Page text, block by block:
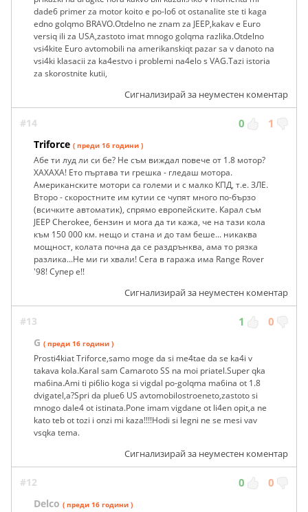
dade6 primer za motor koito e po-lo6 ot ostanalite ste ti kaga
edno golqmo BRAVO.Otdelno ne znam za JEEP,kakav e Euro
versiq ili za USA,zastoto imat mnogo golqma razlika.Otdelno
vsi4kite Euro avtomobili na amerikanskiqt pazar sa v danoto na
vsi4ki klasacii za ka4estvo i problemi na4elo s VAG.Tazi istoria
za skorostnite kutii,
Сигнализирай за неуместен коментар
#14 0 1
Triforce ( преди 16 години )
Абе ти луд ли си бе? Не съм виждал повече от 1.8 мотор?
ХАХАХА! Ето пъртава ти грешка - гледаш мотора.
Американските мотори са големи и с малко КПД, т.е. ЗЛЕ.
Второ - скоростните им кутии се чупят много по-бързо
(всичките автоматик), спрямо европейските. Карал съм
JEEP Cherokee, бензин и мога да ти кажа, че на тази кола
към 150 000 км. нещо и стана и до там беше... никаква
мощност, колата почна да се раздрънква, ама то рязка
разлика...Не ми ги хвали! Сега в гаража има Range Rover
'98! Супер е!!
Сигнализирай за неуместен коментар
#13 1 0
G ( преди 16 години )
Prosti4kiat Triforce,samo moge da si me4tae da se ka4i v
takava kola.Karal sam Camaroto SS na moi priatel.Super qka
ma6ina.Ami ti pi6lio koga si vigdal po-golqma ma6ina ot 1.8
dvigatel,a?Spri da plue6 US avtomobilostroeneto,zastoto si
mnogo dale4 ot istinata.Pone imam vigdane ot li4en opit,a ne
kato teb ot tozi i onzi mi kaza!!!!Hodi si legni ne se mesi vav
vsqka tema.
Сигнализирай за неуместен коментар
#12 0 0
Delco ( преди 16 години )